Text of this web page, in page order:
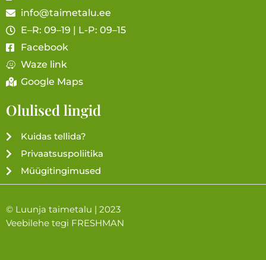
info@taimetalu.ee
E–R: 09–19 | L-P: 09–15
Facebook
Waze link
Google Maps
Olulised lingid
Kuidas tellida?
Privaatsuspoliitika
Müügitingimused
© Luunja taimetalu | 2023
Veebilehe tegi FRESHMAN